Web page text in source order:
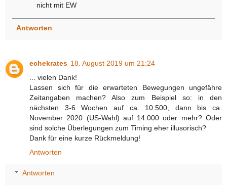
nicht mit EW
Antworten
echekrates 18. August 2019 um 21:24
... vielen Dank!
Lassen sich für die erwarteten Bewegungen ungefähre
Zeitangaben machen? Also zum Beispiel so: in den
nächsten 3-6 Wochen auf ca. 10.500, dann bis ca.
November 2020 (US-Wahl) auf 14.000 oder mehr? Oder
sind solche Überlegungen zum Timing eher illusorisch?
Dank für eine kurze Rückmeldung!
Antworten
Antworten